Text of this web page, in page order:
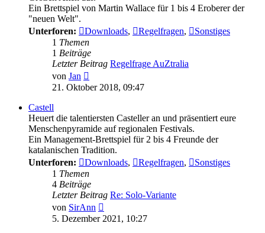
Ein Brettspiel von Martin Wallace für 1 bis 4 Eroberer der
"neuen Welt".
Unterforen:
Downloads, Regelfragen,
Sonstiges
1 Themen
1 Beiträge
Letzter Beitrag Regelfrage AuZtralia
von Jan
Beitrag
21. Oktober 2018, 09:47
Castell
Heuert die talentiersten Casteller an und präsentiert eure
Menschenpyramide auf regionalen Festivals.
Ein Management-Brettspiel für 2 bis 4 Freunde der
katalanischen Tradition.
Unterforen:
Downloads, Regelfragen,
Sonstiges
1 Themen
4 Beiträge
Letzter Beitrag Re: Solo-Variante
von SirAnn
Beitrag
5. Dezember 2021, 10:27